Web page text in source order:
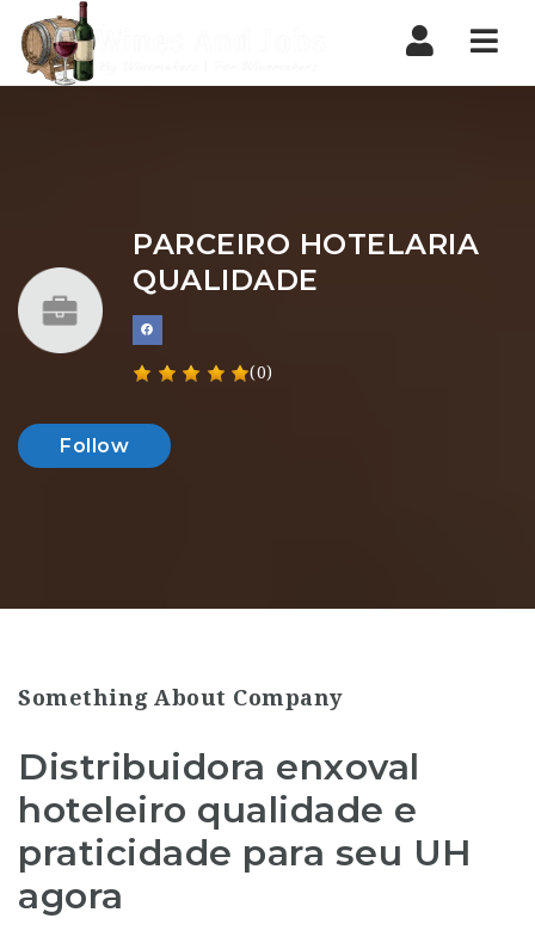
PARCEIRO HOTELARIA
QUALIDADE
(0)
Follow
Something About Company
Distribuidora enxoval
hoteleiro qualidade e
praticidade para seu UH
agora